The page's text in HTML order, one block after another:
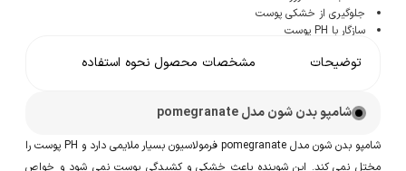
جلوگیری از خشکی پوست
سازگار با PH پوست
توضیحات مشخصات محصول نحوه استفاده
شامپو بدن شون مدل pomegranate
شامپو بدن شون مدل pomegranate فرمولاسیون بسیار ملایمی دارد و PH پوست را
مختل نمی کند. این شوینده باعث خشکی و کشیدگی پوست نمی شود و خواص